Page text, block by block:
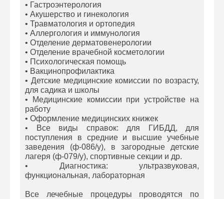
• Гастроэнтерология
• Акушерство и гинекология
• Травматология и ортопедия
• Аллергология и иммунология
• Отделение дерматовенерологии
• Отделение врачебной косметологии
• Психологическая помощь
• Вакцинопрофилактика
• Детские медицинские комиссии по возрасту,
для садика и школы
• Медицинские комиссии при устройстве на
работу
• Оформление медицинских книжек
• Все виды справок: для ГИБДД, для
поступления в средние и высшие учебные
заведения (ф-086/у), в загородные детские
лагеря (ф-079/у), спортивные секции и др.
• Диагностика: ультразвуковая,
функциональная, лабораторная
Все лечебные процедуры проводятся по